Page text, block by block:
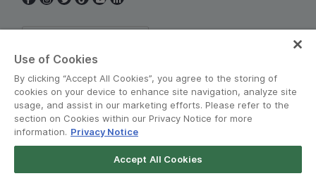
Use of Cookies
By clicking “Accept All Cookies”, you agree to the storing of
cookies on your device to enhance site navigation, analyze site
usage, and assist in our marketing efforts. Please refer to the
section on Cookies within our Privacy Notice for more
information. Privacy Notice
Accept All Cookies